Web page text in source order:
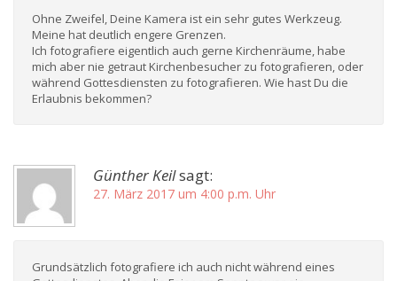
Ohne Zweifel, Deine Kamera ist ein sehr gutes Werkzeug.
Meine hat deutlich engere Grenzen.
Ich fotografiere eigentlich auch gerne Kirchenräume, habe
mich aber nie getraut Kirchenbesucher zu fotografieren, oder
während Gottesdiensten zu fotografieren. Wie hast Du die
Erlaubnis bekommen?
Günther Keilsagt:
27. März 2017 um 4:00 p.m. Uhr
Grundsätzlich fotografiere ich auch nicht während eines